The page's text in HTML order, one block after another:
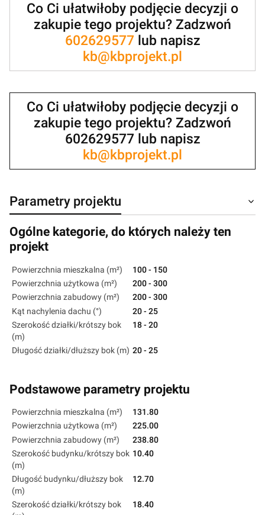
Co Ci ułatwiłoby podjęcie decyzji o
zakupie tego projektu? Zadzwoń
602629577lub napisz
kb@kbprojekt.pl
Co Ci ułatwiłoby podjęcie decyzji o
zakupie tego projektu? Zadzwoń
602629577 lub napisz
kb@kbprojekt.pl
Parametry projektu
Ogólne kategorie, do których należy ten
projekt
Powierzchnia mieszkalna (m²)
100 - 150
Powierzchnia użytkowa (m²)
200 - 300
Powierzchnia zabudowy (m²)
200 - 300
Kąt nachylenia dachu (°)
20 - 25
Szerokość działki/krótszy bok
(m)
18 - 20
Długość działki/dłuższy bok (m) 20 - 25
Podstawowe parametry projektu
Powierzchnia mieszkalna (m²)
131.80
Powierzchnia użytkowa (m²)
225.00
Powierzchnia zabudowy (m²)
238.80
Szerokość budynku/krótszy bok
(m)
10.40
Długość budynku/dłuższy bok
(m)
12.70
Szerokość działki/krótszy bok
18.40